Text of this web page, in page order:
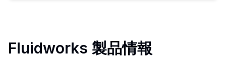
Fluidworks 製品情報